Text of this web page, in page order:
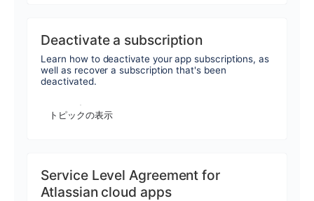
Deactivate a subscription
Learn how to deactivate your app subscriptions, as
well as recover a subscription that's been
deactivated.
トピックの表示
Service Level Agreement for
Atlassian cloud apps